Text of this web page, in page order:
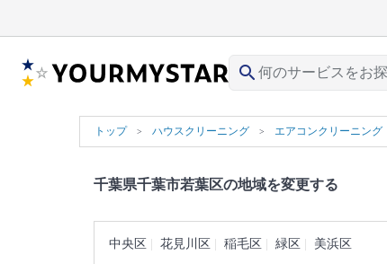
search
トップ ハウスクリーニング エアコンクリーニング
千葉県千葉市若葉区の地域を変更する
中央区 花見川区 稲毛区 緑区 美浜区